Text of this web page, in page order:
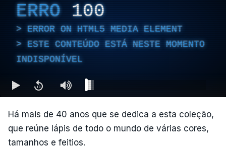
ERRO 100
ERROR ON HTML5 MEDIA ELEMENT
ESTE CONTEÚDO ESTÁ NESTE MOMENTO
INDISPONÍVEL
Há mais de 40 anos que se dedica a esta coleção,
que reúne lápis de todo o mundo de várias cores,
tamanhos e feitios.